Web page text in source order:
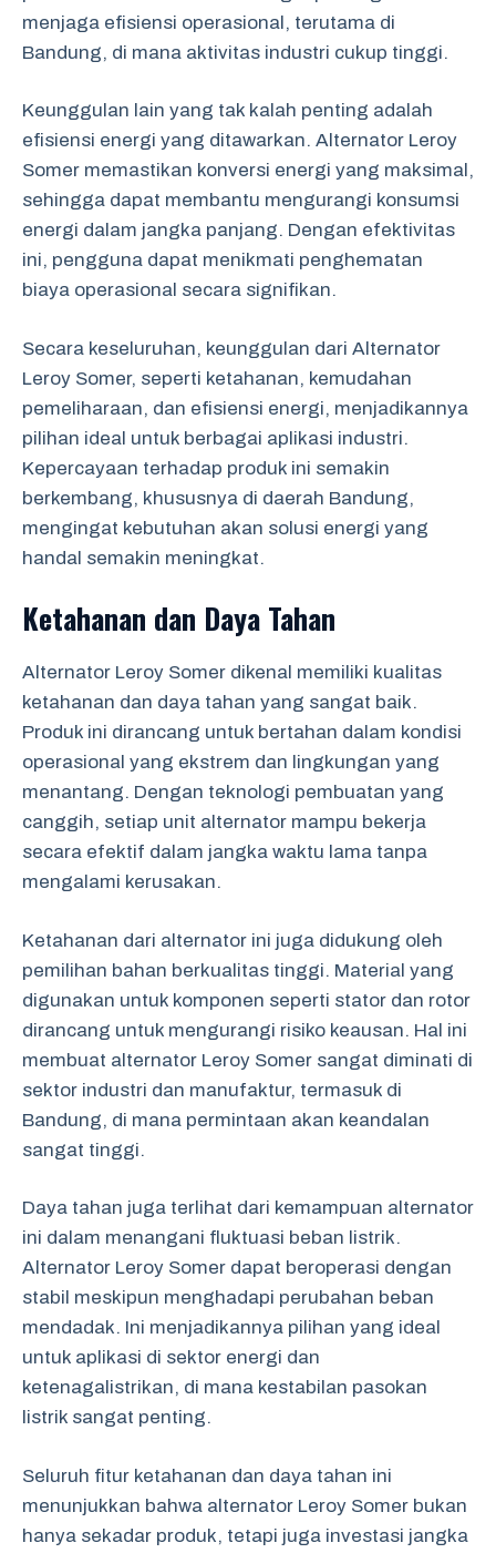
menjaga efisiensi operasional, terutama di
Bandung, di mana aktivitas industri cukup tinggi.
Keunggulan lain yang tak kalah penting adalah
efisiensi energi yang ditawarkan. Alternator Leroy
Somer memastikan konversi energi yang maksimal,
sehingga dapat membantu mengurangi konsumsi
energi dalam jangka panjang. Dengan efektivitas
ini, pengguna dapat menikmati penghematan
biaya operasional secara signifikan.
Secara keseluruhan, keunggulan dari Alternator
Leroy Somer, seperti ketahanan, kemudahan
pemeliharaan, dan efisiensi energi, menjadikannya
pilihan ideal untuk berbagai aplikasi industri.
Kepercayaan terhadap produk ini semakin
berkembang, khususnya di daerah Bandung,
mengingat kebutuhan akan solusi energi yang
handal semakin meningkat.
Ketahanan dan Daya Tahan
Alternator Leroy Somer dikenal memiliki kualitas
ketahanan dan daya tahan yang sangat baik.
Produk ini dirancang untuk bertahan dalam kondisi
operasional yang ekstrem dan lingkungan yang
menantang. Dengan teknologi pembuatan yang
canggih, setiap unit alternator mampu bekerja
secara efektif dalam jangka waktu lama tanpa
mengalami kerusakan.
Ketahanan dari alternator ini juga didukung oleh
pemilihan bahan berkualitas tinggi. Material yang
digunakan untuk komponen seperti stator dan rotor
dirancang untuk mengurangi risiko keausan. Hal ini
membuat alternator Leroy Somer sangat diminati di
sektor industri dan manufaktur, termasuk di
Bandung, di mana permintaan akan keandalan
sangat tinggi.
Daya tahan juga terlihat dari kemampuan alternator
ini dalam menangani fluktuasi beban listrik.
Alternator Leroy Somer dapat beroperasi dengan
stabil meskipun menghadapi perubahan beban
mendadak. Ini menjadikannya pilihan yang ideal
untuk aplikasi di sektor energi dan
ketenagalistrikan, di mana kestabilan pasokan
listrik sangat penting.
Seluruh fitur ketahanan dan daya tahan ini
menunjukkan bahwa alternator Leroy Somer bukan
hanya sekadar produk, tetapi juga investasi jangka